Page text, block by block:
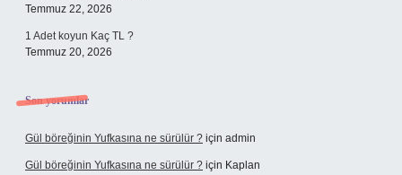
Temmuz 22, 2026
1 Adet koyun Kaç TL ?
Temmuz 20, 2026
Son yorumlar
Gül böreğinin Yufkasına ne sürülür ? için admin
Gül böreğinin Yufkasına ne sürülür ? için Kaplan